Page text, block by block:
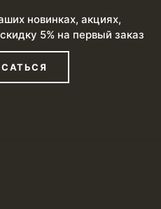
новинках, акциях,
5% на первый заказ